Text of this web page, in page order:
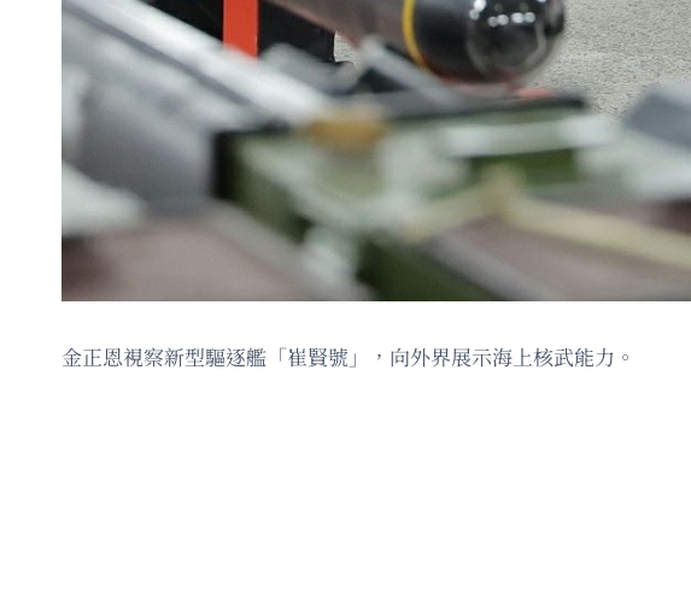
金正恩視察新型驅逐艦「崔賢號」，向外界展示海上核武能力。